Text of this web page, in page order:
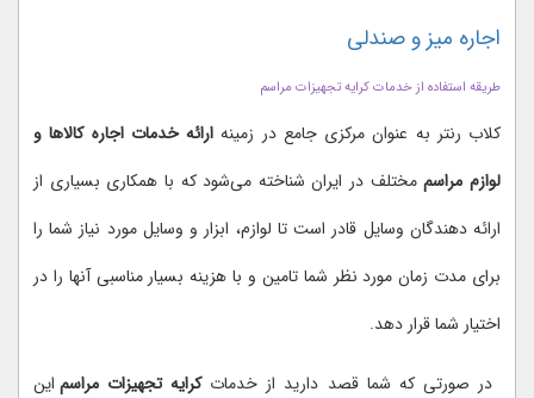
اجاره میز و صندلی
طریقه استفاده از خدمات کرایه تجهیزات مراسم
کلاب رنتر به عنوان مرکزی جامع در زمینه ارائه خدمات اجاره کالاها و
لوازم مراسممختلف در ایران شناخته می‌شود که با همکاری بسیاری از
ارائه دهندگان وسایل قادر است تا لوازم، ابزار و وسایل مورد نیاز شما را
برای مدت زمان مورد نظر شما تامین و با هزینه بسیار مناسبی آنها را در
اختیار شما قرار دهد.
در صورتی که شما قصد دارید از خدماتکرایه تجهیزات مراسم این